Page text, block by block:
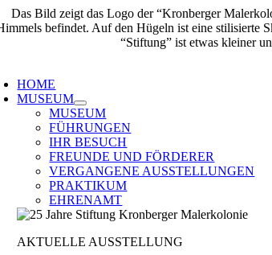
Zum
Inhalt
HOME
MUSEUM
MUSEUM
FÜHRUNGEN
IHR BESUCH
FREUNDE UND FÖRDERER
VERGANGENE AUSSTELLUNGEN
PRAKTIKUM
EHRENAMT
AKTUELLE AUSSTELLUNG